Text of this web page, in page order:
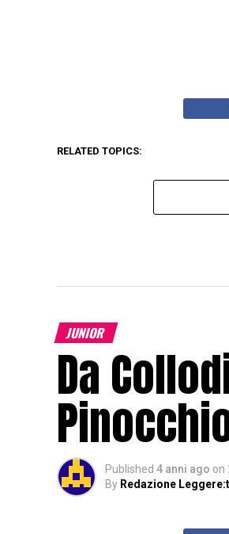
RELATED TOPICS:
JUNIOR
Da
Published 4 anni ago on
By Redazione